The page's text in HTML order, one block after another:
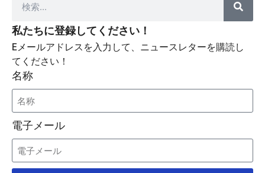
私たちに登録してください！
Eメールアドレスを入力して、ニュースレターを購読し
てください！
名称
電子メール